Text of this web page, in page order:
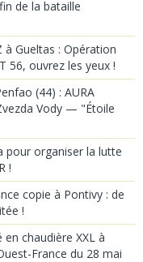
de la bataille
à Gueltas : Opération
56, ouvrez les yeux !
(44) : AURA
Vody — "Étoile
pour organiser la lutte
!
copie à Pontivy : de
!
chaudière XXL à
France du 28 mai